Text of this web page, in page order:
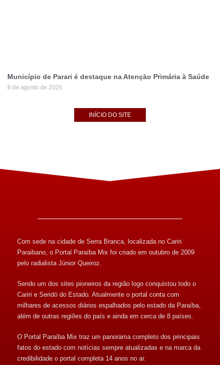
Município de Parari é destaque na Atenção Primária à Saúde
8 de agosto de 2026
INÍCIO DO SITE
Com sede na cidade de Serra Branca, localizada no Cariri
Paraibano, o Portal Paraíba Mix foi criado em outubro de 2009
pelo radialista Júnior Queiroz.
Sendo um dos sites pioneiros da região logo conquistou todo o
Cariri e Seridó do Estado. Atualmente o portal conta com
milhares de acessos diários espalhados pelo estado da Paraíba,
além de outras regiões do país e ainda em cerca de 8 países.
O Portal Paraíba Mix traz um panorama completo dos principais
fatos do estado com notícias sempre atualizadas e na marca da
credibilidade o portal completa 14 anos no ar.